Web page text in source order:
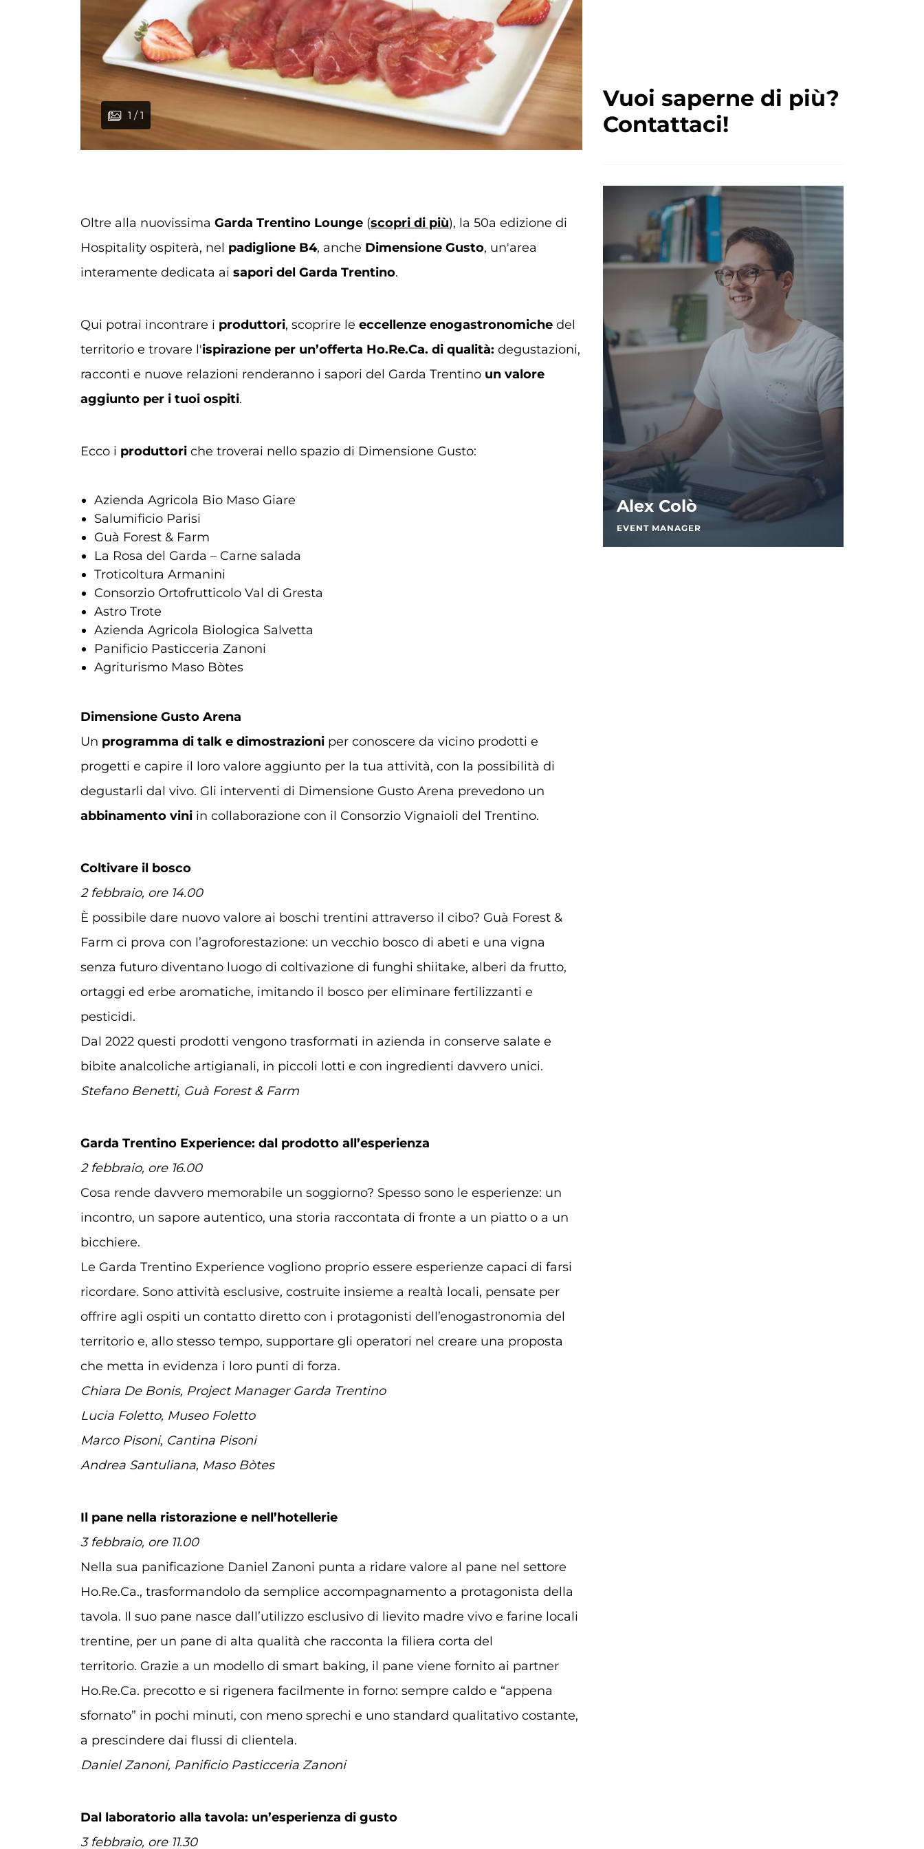
1 / 1
Oltre alla nuovissima Garda Trentino Lounge (scopri di più), la 50a edizione di
Hospitality ospiterà, nel padiglione B4, anche Dimensione Gusto, un'area
interamente dedicata ai sapori del Garda Trentino.
Qui potrai incontrare i produttori, scoprire le eccellenze enogastronomiche del
territorio e trovare l'ispirazione per un’offerta Ho.Re.Ca. di qualità: degustazioni,
racconti e nuove relazioni renderanno i sapori del Garda Trentino un valore
aggiunto per i tuoi ospiti.
Ecco i produttori che troverai nello spazio di Dimensione Gusto:
Azienda Agricola Bio Maso Giare
Salumificio Parisi
Guà Forest & Farm
La Rosa del Garda – Carne salada
Troticoltura Armanini
Consorzio Ortofrutticolo Val di Gresta
Astro Trote
Azienda Agricola Biologica Salvetta
Panificio Pasticceria Zanoni
Agriturismo Maso Bòtes
Dimensione Gusto Arena
Un programma di talk e dimostrazioni per conoscere da vicino prodotti e
progetti e capire il loro valore aggiunto per la tua attività, con la possibilità di
degustarli dal vivo. Gli interventi di Dimensione Gusto Arena prevedono un
abbinamento vini in collaborazione con il Consorzio Vignaioli del Trentino.
Coltivare il bosco
2 febbraio, ore 14.00
È possibile dare nuovo valore ai boschi trentini attraverso il cibo? Guà Forest &
Farm ci prova con l’agroforestazione: un vecchio bosco di abeti e una vigna
senza futuro diventano luogo di coltivazione di funghi shiitake, alberi da frutto,
ortaggi ed erbe aromatiche, imitando il bosco per eliminare fertilizzanti e
pesticidi.
Dal 2022 questi prodotti vengono trasformati in azienda in conserve salate e
bibite analcoliche artigianali, in piccoli lotti e con ingredienti davvero unici.
Stefano Benetti, Guà Forest & Farm
Garda Trentino Experience: dal prodotto all’esperienza
2 febbraio, ore 16.00
Cosa rende davvero memorabile un soggiorno? Spesso sono le esperienze: un
incontro, un sapore autentico, una storia raccontata di fronte a un piatto o a un
bicchiere.
Le Garda Trentino Experience vogliono proprio essere esperienze capaci di farsi
ricordare. Sono attività esclusive, costruite insieme a realtà locali, pensate per
offrire agli ospiti un contatto diretto con i protagonisti dell’enogastronomia del
territorio e, allo stesso tempo, supportare gli operatori nel creare una proposta
che metta in evidenza i loro punti di forza.
Chiara De Bonis, Project Manager Garda Trentino
Lucia Foletto, Museo Foletto
Marco Pisoni, Cantina Pisoni
Andrea Santuliana, Maso Bòtes
Il pane nella ristorazione e nell’hotellerie
3 febbraio, ore 11.00
Nella sua panificazione Daniel Zanoni punta a ridare valore al pane nel settore
Ho.Re.Ca., trasformandolo da semplice accompagnamento a protagonista della
tavola. Il suo pane nasce dall’utilizzo esclusivo di lievito madre vivo e farine locali
trentine, per un pane di alta qualità che racconta la filiera corta del
territorio. Grazie a un modello di smart baking, il pane viene fornito ai partner
Ho.Re.Ca. precotto e si rigenera facilmente in forno: sempre caldo e “appena
sfornato” in pochi minuti, con meno sprechi e uno standard qualitativo costante,
a prescindere dai flussi di clientela.
Daniel Zanoni, Panificio Pasticceria Zanoni
Dal laboratorio alla tavola: un’esperienza di gusto
3 febbraio, ore 11.30
Vuoi saperne di più?
Contattaci!
Alex Colò
EVENT MANAGER